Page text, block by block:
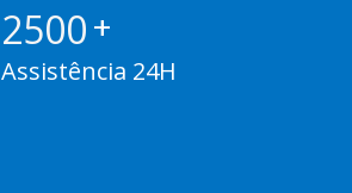
2500+
Assistência 24H